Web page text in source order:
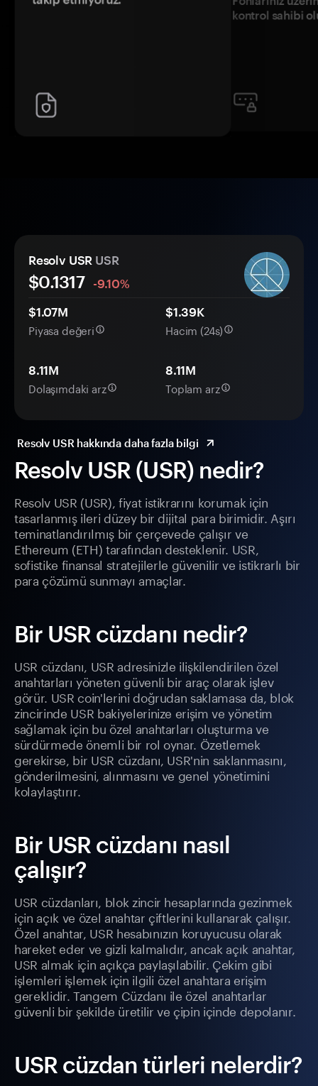
kontrol sahibi
Resolv USR (USR) nedir?
Resolv USR (USR), fiyat istikrarını korumak için
tasarlanmış ileri düzey bir dijital para birimidir. Aşırı
teminatlandırılmış bir çerçevede çalışır ve
Ethereum (ETH) tarafından desteklenir. USR,
sofistike finansal stratejilerle güvenilir ve istikrarlı bir
para çözümü sunmayı amaçlar.
Bir USR cüzdanı nedir?
USR cüzdanı, USR adresinizle ilişkilendirilen özel
anahtarları yöneten güvenli bir araç olarak işlev
görür. USR coin'lerini doğrudan saklamasa da, blok
zincirinde USR bakiyelerinize erişim ve yönetim
sağlamak için bu özel anahtarları oluşturma ve
sürdürmede önemli bir rol oynar. Özetlemek
gerekirse, bir USR cüzdanı, USR'nin saklanmasını,
gönderilmesini, alınmasını ve genel yönetimini
kolaylaştırır.
Bir USR cüzdanı nasıl
çalışır?
USR cüzdanları, blok zincir hesaplarında gezinmek
için açık ve özel anahtar çiftlerini kullanarak çalışır.
Özel anahtar, USR hesabınızın koruyucusu olarak
hareket eder ve gizli kalmalıdır, ancak açık anahtar,
USR almak için açıkça paylaşılabilir. Çekim gibi
işlemleri işlemek için ilgili özel anahtara erişim
gereklidir. Tangem Cüzdanı ile özel anahtarlar
güvenli bir şekilde üretilir ve çipin içinde depolanır.
USR cüzdan türleri nelerdir?
Resolv USR USR
$0.1317
-9.10%
$1.07M
Piyasa değeri
$1.39K
Hacim (24s)
8.11M
Dolaşımdaki arz
8.11M
Toplam arz
Resolv USR hakkında daha fazla bilgi